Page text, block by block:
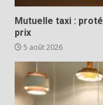
Mutuelle taxi :
prix
5 août 2026